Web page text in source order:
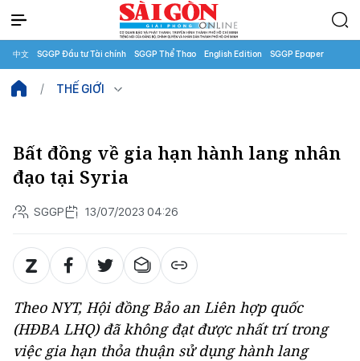
中文 SGGP Đầu tư Tài chính SGGP Thể Thao English Edition SGGP Epaper
THẾ GIỚI
Bất đồng về gia hạn hành lang nhân
đạo tại Syria
SGGP 13/07/2023 04:26
Theo NYT, Hội đồng Bảo an Liên hợp quốc
(HĐBA LHQ) đã không đạt được nhất trí trong
việc gia hạn thỏa thuận sử dụng hành lang